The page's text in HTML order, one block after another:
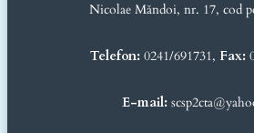
Nicolae Măndoi, nr. 17, cod
Telefon: 0241/691731, Fax:
E-mail: